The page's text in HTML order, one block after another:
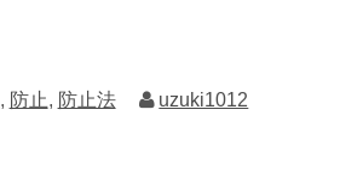
, 防止, 防止法 uzuki1012